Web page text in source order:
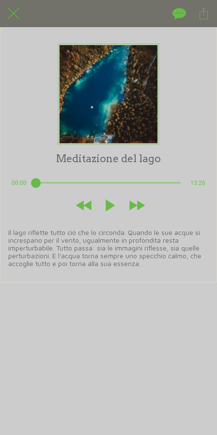
Meditazione del lago
00:00 13:26
Il lago riflette tutto ciò che lo circonda. Quando le sue acque si
increspano per il vento, ugualmente in profondità resta
imperturbabile. Tutto passa: sia le immagini riflesse, sia quelle
perturbazioni. E l'acqua torna sempre uno specchio calmo, che
accoglie tutto e poi torna alla sua essenza.